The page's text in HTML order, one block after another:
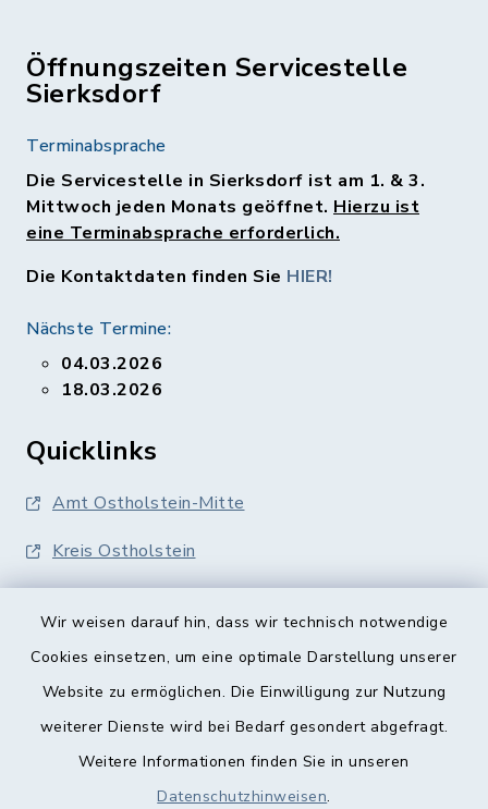
Wir weisen darauf hin, dass wir technisch notwendige
Cookies einsetzen, um eine optimale Darstellung unserer
Website zu ermöglichen. Die Einwilligung zur Nutzung
weiterer Dienste wird bei Bedarf gesondert abgefragt.
Weitere Informationen finden Sie in unseren
Datenschutzhinweisen.
Öffnungszeiten Servicestelle
Sierksdorf
Terminabsprache
Die Servicestelle in Sierksdorf ist am 1. & 3.
Mittwoch jeden Monats geöffnet. Hierzu ist
eine Terminabsprache erforderlich.
Die Kontaktdaten finden Sie HIER!
Nächste Termine:
04.03.2026
18.03.2026
Quicklinks
Amt Ostholstein-Mitte
Kreis Ostholstein
Barrierefreiheit